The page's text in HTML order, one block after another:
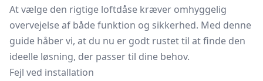
At vælge den rigtige loftdåse kræver omhyggelig
overvejelse af både funktion og sikkerhed. Med denne
guide håber vi, at du nu er godt rustet til at finde den
ideelle løsning, der passer til dine behov.
Fejl ved installation